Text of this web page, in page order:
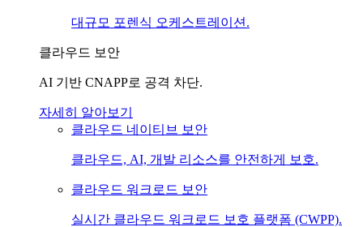
대규모 포렌식 오케스트레이션.
클라우드 보안
AI 기반 CNAPP로 공격 차단.
자세히 알아보기
클라우드 네이티브 보안
클라우드, AI, 개발 리소스를 안전하게 보호.
클라우드 워크로드 보안
실시간 클라우드 워크로드 보호 플랫폼 (CWPP).